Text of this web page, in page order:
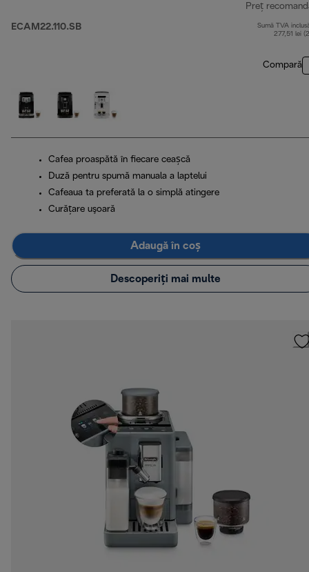
ECAM22.110.SB
Preț
Sumă TVA
277,51 lei
Compară
Cafea proaspătă în fiecare ceașcă
Duză pentru spumă manuala a laptelui
Cafeaua ta preferată la o simplă atingere
Curăţare uşoară
Adaugă în coș
Descoperiți mai multe